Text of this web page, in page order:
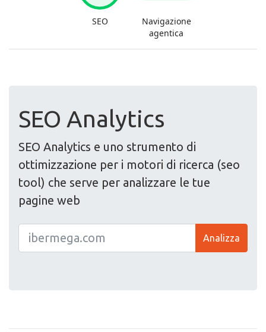
SEO Analytics
SEO Analytics e uno strumento di
ottimizzazione per i motori di ricerca (seo
tool) che serve per analizzare le tue
pagine web
Analizza